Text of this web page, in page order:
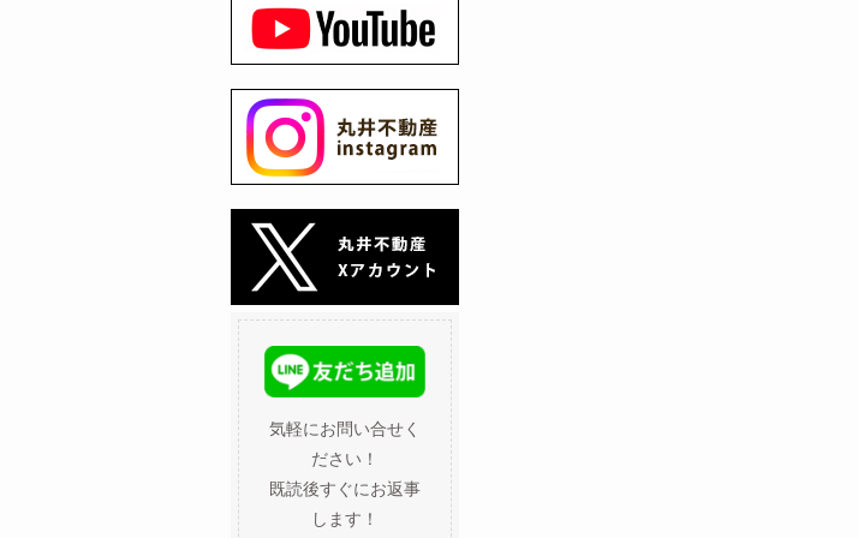
気軽にお問い合せく
ださい！
既読後すぐにお返事
します！